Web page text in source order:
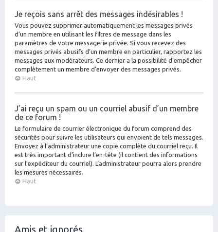
Je reçois sans arrêt des messages indésirables !
Vous pouvez supprimer automatiquement les messages privés
d’un membre en utilisant les filtres de message dans les
paramètres de votre messagerie privée. Si vous recevez des
messages privés abusifs d’un membre en particulier, rapportez les
messages aux modérateurs. Ce dernier a la possibilité d’empêcher
complètement un membre d’envoyer des messages privés.
Haut
J’ai reçu un spam ou un courriel abusif d’un membre
de ce forum !
Le formulaire de courrier électronique du forum comprend des
sécurités pour suivre les utilisateurs qui envoient de tels messages.
Envoyez à l’administrateur une copie complète du courriel reçu. Il
est très important d’inclure l’en-tête (il contient des informations
sur l’expéditeur du courriel). L’administrateur pourra alors prendre
les mesures nécessaires.
Haut
Amis et ignorés